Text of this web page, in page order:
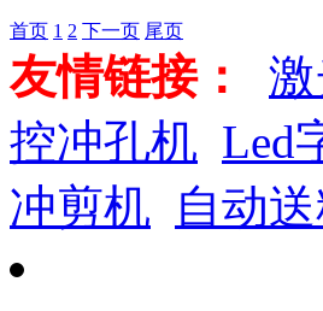
首页 1 2 下一页 尾页
友情链接：
控冲孔机 Led
冲剪机
自动